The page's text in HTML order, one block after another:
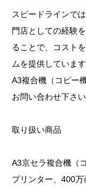
スピードラインで
門店としての経験
ることで、コスト
ムを提供しています
A3複合機（コピー
お問い合わせ下さい
取り扱い商品
A3京セラ複合機
プリンター、400